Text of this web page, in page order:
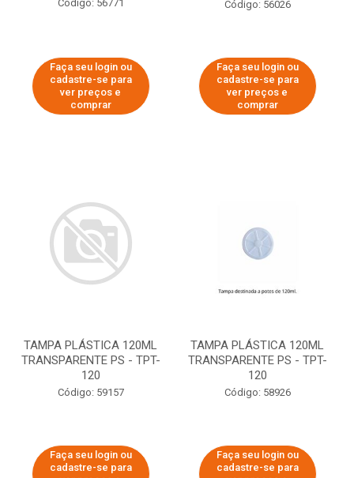
Código: 56771
Faça seu login ou
cadastre-se para
ver preços e
comprar
Código: 56026
Faça seu login ou
cadastre-se para
ver preços e
comprar
TAMPA PLÁSTICA 120ML
TRANSPARENTE PS - TPT-
120
Código: 59157
Faça seu login ou
cadastre-se para
TAMPA PLÁSTICA 120ML
TRANSPARENTE PS - TPT-
120
Código: 58926
Faça seu login ou
cadastre-se para